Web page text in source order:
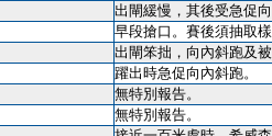
出閘緩慢，其後受急促
早段搶口。賽後須抽取
出閘笨拙，向內斜跑及
躍出時急促向內斜跑。
無特別報告。
無特別報告。